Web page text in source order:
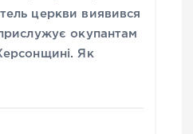
церкви виявився
окупантам
Як